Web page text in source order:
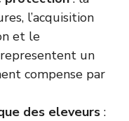
l’acquisition
et le
un
compense par
des eleveurs :